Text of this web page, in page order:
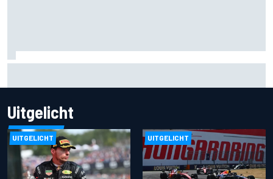
Uitgelicht
UITGELICHT UITGELICHT